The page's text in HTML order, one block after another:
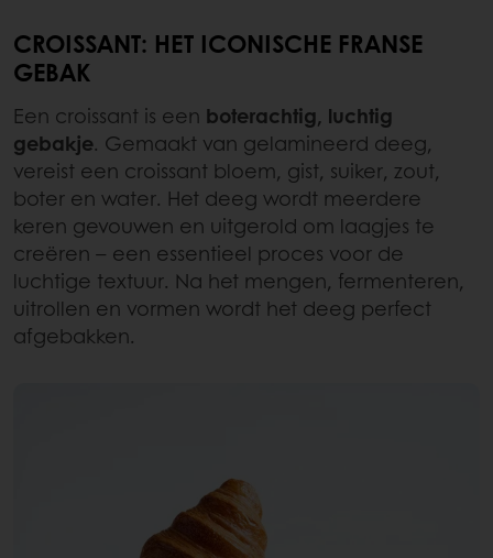
CROISSANT: HET ICONISCHE FRANSE
GEBAK
Een croissant is een boterachtig, luchtig
gebakje. Gemaakt van gelamineerd deeg,
vereist een croissant bloem, gist, suiker, zout,
boter en water. Het deeg wordt meerdere
keren gevouwen en uitgerold om laagjes te
creëren – een essentieel proces voor de
luchtige textuur. Na het mengen, fermenteren,
uitrollen en vormen wordt het deeg perfect
afgebakken.